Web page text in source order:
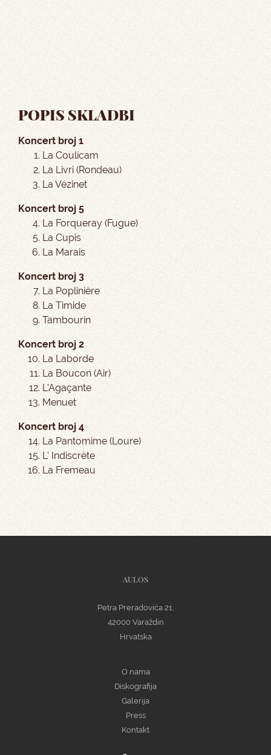
POPIS SKLADBI
Koncert broj 1
La Coulicam
La Livri (Rondeau)
La Vézinet
Koncert broj 5
La Forqueray (Fugue)
La Cupis
La Marais
Koncert broj 3
La Poplinière
La Timide
Tambourin
Koncert broj 2
La Laborde
La Boucon (Air)
L’Agaçante
Menuet
Koncert broj 4
La Pantomime (Loure)
L’ Indiscrète
La Fremeau
AULOS
Petra Preradovića 21,
42000 Varaždin
Hrvatska
O nama
Diskografija
Galerija
Press
Kontakt